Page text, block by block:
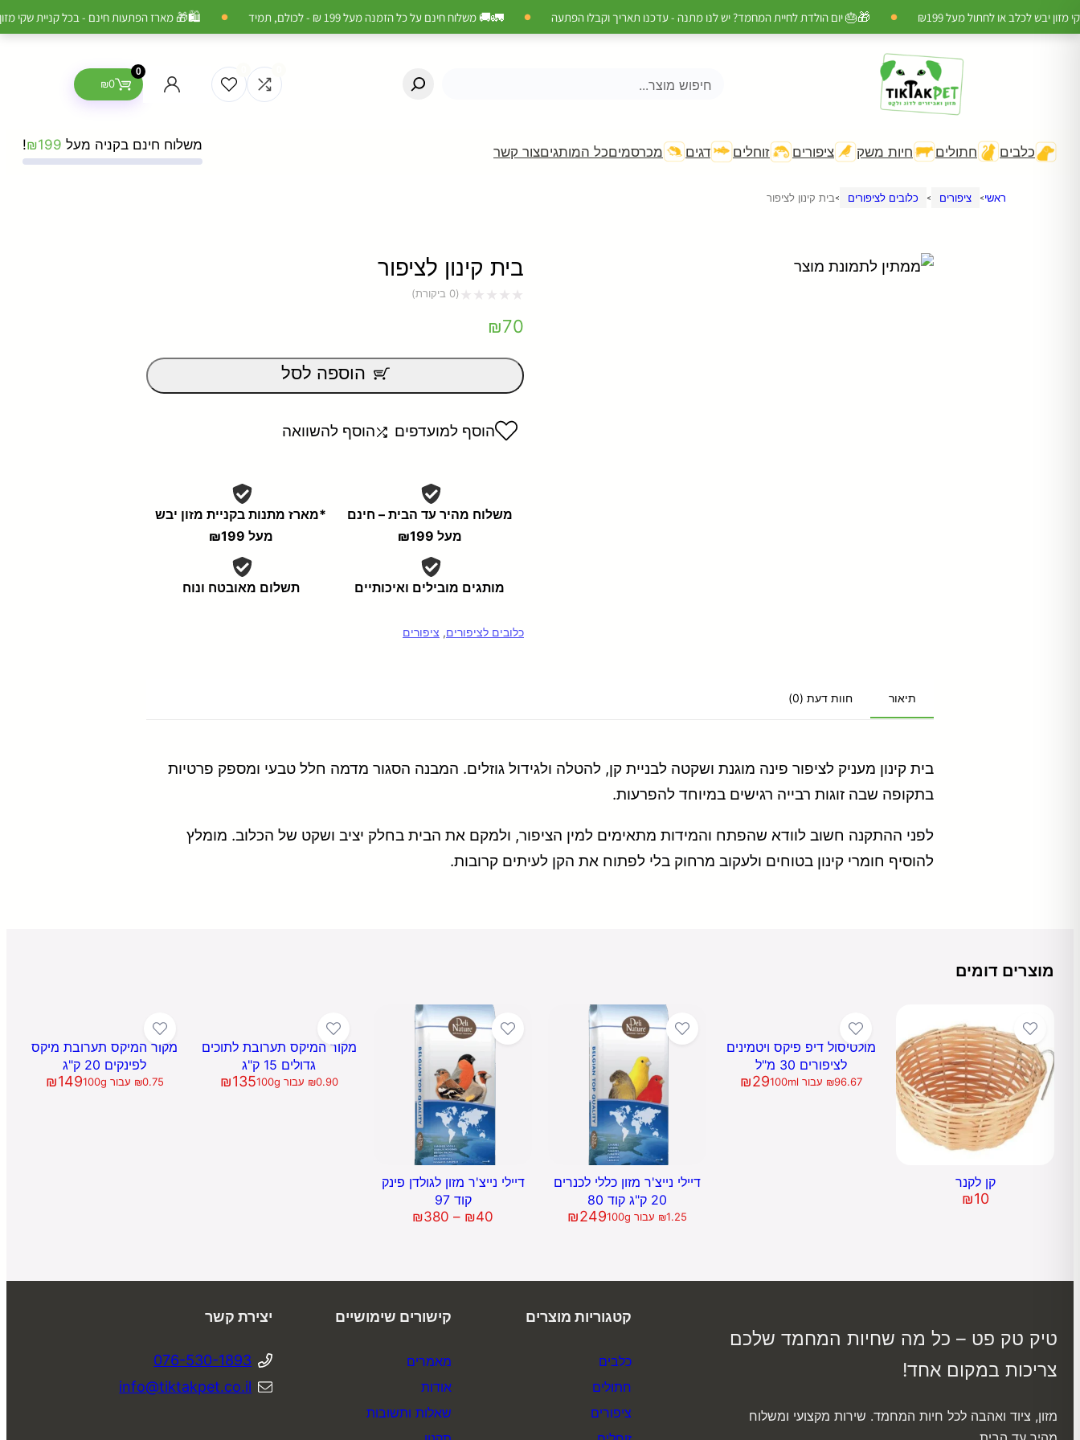
לכלב או לחתול מעל ₪199 🎂 יום הולדת לחיית המחמד? יש לנו מתנה - עדכנו תאריך וקבלו הפתעה 🚚 משלוח חינם על כל הזמנה מעל 199 ₪ - לכולם, תמיד 🎁 מארז הפתעות חינם - בכל קניית שקי מזון יבש
Search
האזור האישי שלך בטיק טק פט
כל ההטבות במקום אחד – הרשמה קלה ומהירה
0
₪0
כלבים חתולים חיות משק ציפורים זוחלים דגים מכרסמיםכל המותגיםצור קשר משלוח חינם בקניה מעל ₪199
!
ראשי> ציפורים > כלובים לציפורים >בית קינון לציפור
בית קינון לציפור
0
מתוך
5
(
0 ביקורת)
₪70
הוספה לסל
הוסף למועדפים הוסף להשוואה
משלוח מהיר עד הבית – חינם
מעל ₪199
*מארז מתנות בקניית מזון יבש
מעל ₪199
מותגים מובילים ואיכותיים תשלום מאובטח ונוח
כלובים לציפורים, ציפורים
תיאור חוות דעת (0)
בית קינון מעניק לציפור פינה מוגנת ושקטה לבניית קן, להטלה ולגידול גוזלים. המבנה הסגור מדמה חלל טבעי ומספק פרטיות
בתקופה שבה זוגות רבייה רגישים במיוחד להפרעות.
לפני ההתקנה חשוב לוודא שהפתח והמידות מתאימים למין הציפור, ולמקם את הבית בחלק יציב ושקט של הכלוב. מומלץ
להוסיף חומרי קינון בטוחים ולעקוב מרחוק בלי לפתוח את הקן לעיתים קרובות.
מוצרים דומים
קן לקנר
₪10
מולטיסול דיפ פיקס ויטמינים
לציפורים 30 מ"ל
₪29 ₪96.67 עבור 100ml
דיילי נייצ'ר מזון כללי לכנרים
20 ק"ג קוד 80
₪249 ₪1.25 עבור 100g
דיילי נייצ'ר מזון לגולדן פינק
קוד 97
₪40
–
₪380
טווח
⁦₪380⁩
מקור המיקס תערובת לתוכים
גדולים 15 ק"ג
₪135 ₪0.90 עבור 100g
מקור המיקס תערובת מיקס
לפינקים 20 ק"ג
₪149 ₪0.75 עבור 100g
טיק טק פט – כל מה שחיות המחמד שלכם
צריכות במקום אחד!
מזון, ציוד ואהבה לכל חיות המחמד. שירות מקצועי ומשלוח
קטגוריות מוצרים
כלבים
חתולים
ציפורים
קישורים שימושיים
מאמרים
אודות
שאלות ותשובות
יצירת קשר
076-530-1893
info@tiktakpet.co.il